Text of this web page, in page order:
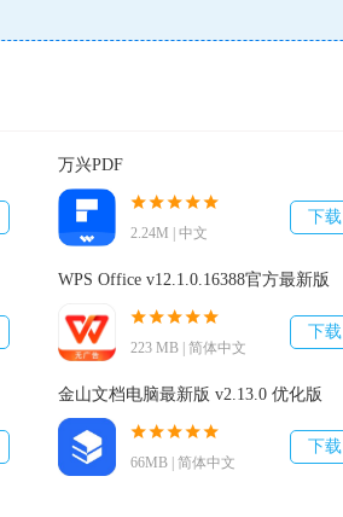
万兴PDF
2.24M | 中文
下载
WPS Office v12.1.0.16388官方最新版
223 MB | 简体中文
下载
金山文档电脑最新版 v2.13.0 优化版
66MB | 简体中文
下载